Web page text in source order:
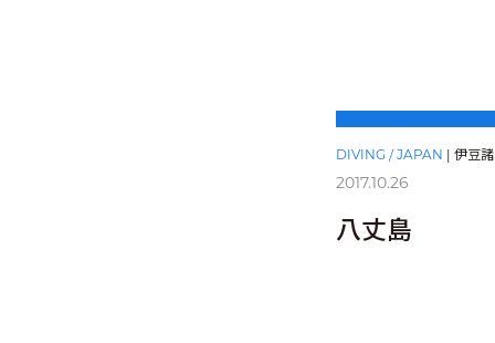
DIVING / JAPAN | 伊豆
2017.10.26
八丈島